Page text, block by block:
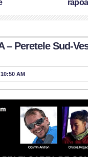
– Peretele Sud-
AM